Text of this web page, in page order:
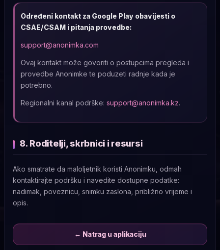
Određeni kontakt za Google Play obavijesti o
CSAE/CSAM i pitanja provedbe:
support@anonimka.com
Ovaj kontakt može govoriti o postupcima pregleda i
provedbe Anonimke te poduzeti radnje kada je
potrebno.
Regionalni kanal podrške: support@anonimka.kz.
8. Roditelji, skrbnici i resursi
Ako smatrate da maloljetnik koristi Anonimku, odmah
kontaktirajte podršku i navedite dostupne podatke:
nadimak, poveznicu, snimku zaslona, približno vrijeme i
opis.
← Natrag u aplikaciju